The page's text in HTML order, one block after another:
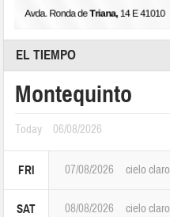
EL TIEMPO
Montequinto
Today 06/08/2026
FRI 07/08/2026 cielo claro
SAT 08/08/2026 cielo claro